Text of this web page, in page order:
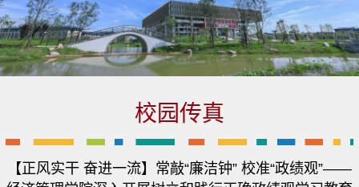
校园传真
【正风实干 奋进一流】常敲“廉洁钟” 校准“政绩观”——